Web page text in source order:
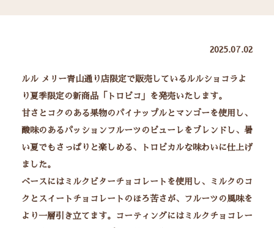
2025.07.02
ルル メリー青山通り店限定で販売しているルルショコラよ
り夏季限定の新商品「トロピコ」を発売いたします。
甘さとコクのある果物のパイナップルとマンゴーを使用し、
酸味のあるパッションフルーツのピューレをブレンドし、暑
い夏でもさっぱりと楽しめる、トロピカルな味わいに仕上げ
ました。
ベースにはミルクビターチョコレートを使用し、ミルクのコ
クとスイートチョコレートのほろ苦さが、フルーツの風味を
より一層引き立てます。コーティングにはミルクチョコレー